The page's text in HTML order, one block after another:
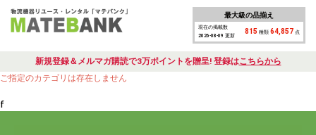
最大級の品揃え
現在の掲載数
2026-08-09 更新
815 種類 64,857 点
新規登録＆メルマガ購読で3万ポイントを贈呈! 登録はこちらから
ご指定のカテゴリは存在しません
f